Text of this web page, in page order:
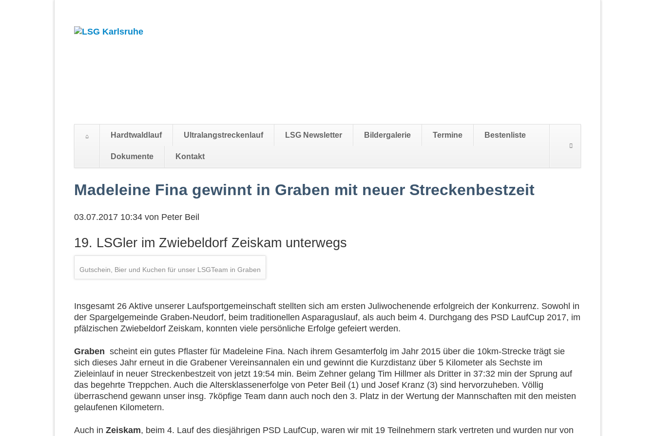
überspringen
Hardtwaldlauf Ultralangstreckenlauf LSG Newsletter Bildergalerie Termine Bestenliste
Dokumente Kontakt
überspringen
Madeleine Fina gewinnt in Graben mit neuer Streckenbestzeit
03.07.2017 10:34 von Peter Beil
19. LSGler im Zwiebeldorf Zeiskam unterwegs
Gutschein, Bier und Kuchen für unser LSGTeam in Graben
Insgesamt 26 Aktive unserer Laufsportgemeinschaft stellten sich am ersten Juliwochenende erfolgreich der Konkurrenz. Sowohl in
der Spargelgemeinde Graben-Neudorf, beim traditionellen Asparaguslauf, als auch beim 4. Durchgang des PSD LaufCup 2017, im
pfälzischen Zwiebeldorf Zeiskam, konnten viele persönliche Erfolge gefeiert werden.
Graben scheint ein gutes Pflaster für Madeleine Fina. Nach ihrem Gesamterfolg im Jahr 2015 über die 10km-Strecke trägt sie
sich dieses Jahr erneut in die Grabener Vereinsannalen ein und gewinnt die Kurzdistanz über 5 Kilometer als Sechste im
Zieleinlauf in neuer Streckenbestzeit von jetzt 19:54 min. Beim Zehner gelang Tim Hillmer als Dritter in 37:32 min der Sprung auf
das begehrte Treppchen. Auch die Altersklassenerfolge von Peter Beil (1) und Josef Kranz (3) sind hervorzuheben. Völlig
überraschend gewann unser insg. 7köpfige Team dann auch noch den 3. Platz in der Wertung der Mannschaften mit den meisten
gelaufenen Kilometern.
Auch in Zeiskam, beim 4. Lauf des diesjährigen PSD LaufCup, waren wir mit 19 Teilnehmern stark vertreten und wurden nur von